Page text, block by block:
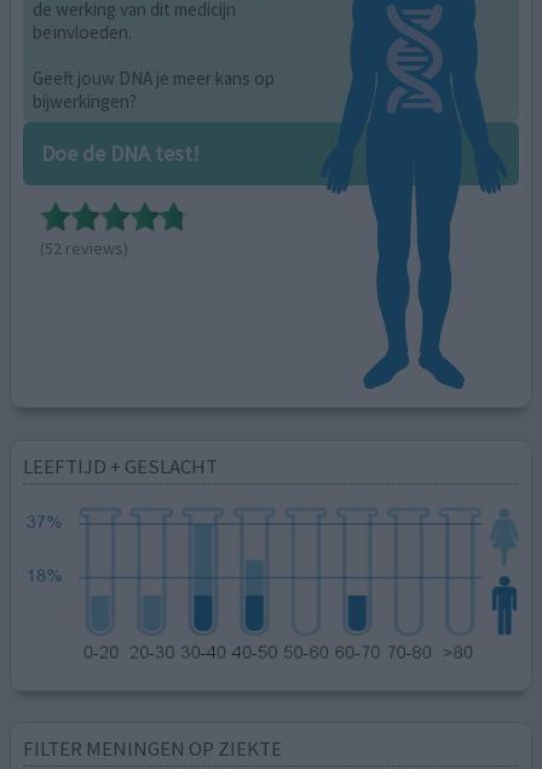
de werking van dit medicijn
beïnvloeden.
Geeft jouw DNA je meer kans op
bijwerkingen?
Doe de DNA test!
(52 reviews)
LEEFTIJD + GESLACHT
FILTER MENINGEN OP ZIEKTE